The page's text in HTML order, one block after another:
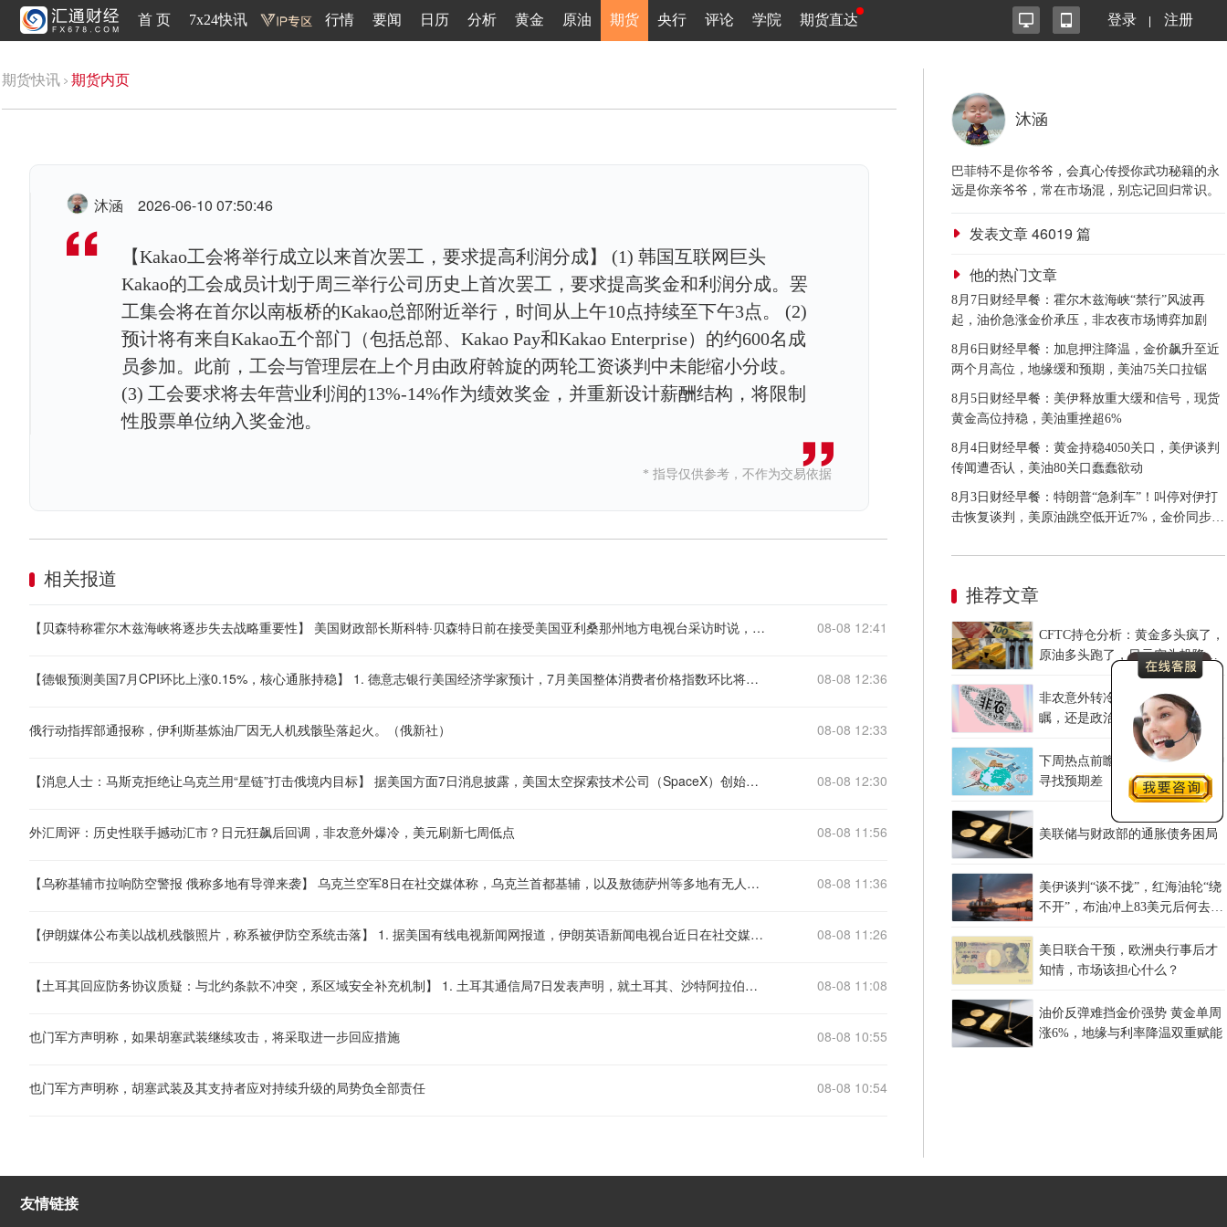
首 页 7x24快讯 行情 要闻 日历 分析 黄金 原油 期货 央行 评论 学院 期货直达 登录 注册
期货快讯 期货内页
沐涵 2026-06-10 07:50:46
【Kakao工会将举行成立以来首次罢工，要求提高利润分成】 (1) 韩国互联网巨头
Kakao的工会成员计划于周三举行公司历史上首次罢工，要求提高奖金和利润分成。罢
工集会将在首尔以南板桥的Kakao总部附近举行，时间从上午10点持续至下午3点。 (2)
预计将有来自Kakao五个部门（包括总部、Kakao Pay和Kakao Enterprise）的约600名成
员参加。此前，工会与管理层在上个月由政府斡旋的两轮工资谈判中未能缩小分歧。
(3) 工会要求将去年营业利润的13%-14%作为绩效奖金，并重新设计薪酬结构，将限制
性股票单位纳入奖金池。
* 指导仅供参考，不作为交易依据
相关报道
【贝森特称霍尔木兹海峡将逐步失去战略重要性】 美国财政部长斯科特·贝森特日前在接受美国亚利桑那州地方电视台采访时说，随着地缘政治局势变化，今后越来越多能源运输将绕过霍尔木兹海峡。他认为，霍尔木兹海峡将逐步失去战略重要性。当地媒体报道，贝森特在采访中说，鉴于伊朗试图控制霍尔木兹海峡这条咽喉要道，海峡将无法回到过去的状态。他声称，在接下来两年时间里，海峡将变成一片普通水域，逐步变得不再那么重要。贝森特说，经由霍尔木兹海峡运输的能源中，有超过50%甚至70%今后将逐步改由地下管道输送。 贝森特此前曾多次表达类似观点，即霍尔木兹海峡作为全球能源咽喉的地位被削弱。在贝森特看来，沙特阿拉伯、阿联酋等国现有输油管道的扩建与改建，以及绕过海峡的地下和陆路管网升级，会在很大程度上替代以往通过油轮穿越海峡的运输方式。 （新华社） 08-08 12:41
【德银预测美国7月CPI环比上涨0.15%，核心通胀持稳】 1. 德意志银行美国经济学家预计，7月美国整体消费者价格指数环比将上涨0.15%，扭转6月0.42%的下跌趋势；核心CPI预计环比上涨0.26%，与6月持平。 2. 生产者价格指数方面，德银预计整体PPI环比涨幅将从6月的0.13%升至0.22%。7月CPI数据将于周三公布，PPI数据则于周四出炉，市场将据此研判通胀趋势及美联储政策路径 08-08 12:36
俄行动指挥部通报称，伊利斯基炼油厂因无人机残骸坠落起火。（俄新社） 08-08 12:33
【消息人士：马斯克拒绝让乌克兰用“星链”打击俄境内目标】 据美国方面7日消息披露，美国太空探索技术公司（SpaceX）创始人马斯克明确拒绝允许乌克兰军方利用SpaceX旗下卫星互联网系统“星链”打击俄罗斯境内目标。美国方面援引乌前国防部长费多罗夫两名“身边人”消息称，费多罗夫此前一直在推动利用“星链”打击俄罗斯境内目标，曾尝试通过私下渠道与马斯克接触，但遭到后者拒绝。“截至目前，（马斯克）没有作出同意的决定。”消息称，马斯克之所以拒绝乌方用“星链”对俄进行纵深打击，是担心危机进一步升级。（央视） 08-08 12:30
外汇周评：历史性联手撼动汇市？日元狂飙后回调，非农意外爆冷，美元刷新七周低点 08-08 11:56
【乌称基辅市拉响防空警报 俄称多地有导弹来袭】 乌克兰空军8日在社交媒体称，乌克兰首都基辅，以及敖德萨州等多地有无人机来袭风险。基辅市军事管理局称，由于无人机和弹道导弹威胁，基辅市拉响防空警报。该部门还称，基辅一处燃料库起火，但未说明具体原因。据俄罗斯方面8日凌晨消息，俄罗斯萨马拉州、萨拉托夫州等多地有导弹来袭风险。今天已有十多个俄罗斯机场暂停航班起降。（央视） 08-08 11:36
【伊朗媒体公布美以战机残骸照片，称系被伊防空系统击落】 1. 据美国有线电视新闻网报道，伊朗英语新闻电视台近日在社交媒体上发布了数张照片，展示了过去几个月伊朗在战争中击落的美国和以色列战机残骸。 2. 照片中包括一架美国空军F-15E“打击鹰”战斗机的残骸、多架无人机，以及疑似MC-130J“突击队”特种作战飞机发动机的部件。伊朗媒体在配文中称，F-15战斗机系被伊朗先进防空系统击落。 3. CNN报道指出，部分残骸可能与今年4月美军战斗机在伊朗伊斯法罕省上空被击落的事件有关。关于无人机残骸，有消息称美国在中东战争中“损失了多架无人机”，但五角大楼尚未证实具体细节 08-08 11:26
【土耳其回应防务协议质疑：与北约条款不冲突，系区域安全补充机制】 1. 土耳其通信局7日发表声明，就土耳其、沙特阿拉伯和巴基斯坦三国签署的《麦加共同防务协议》作出回应，强调该协议与北约第五条集体防御条款并不冲突。 2. 该协议于当天早些时候由三国领导人在沙特麦加签署，规定对其中任何一国的武装攻击将被视为对三国全体的攻击。协议签署后，有舆论认为土耳其此举“违反《北大西洋公约》第五条并建立了一个平行联盟结构”。 3. 土耳其通信局在声明中驳斥相关说法“完全没有根据”，系“显而易见的舆论操控”。声明指出，该协议不与土耳其现有国际联盟承诺相冲突，相反，它构成了一种补充性合作机制，有助于维护区域安全 08-08 11:08
也门军方声明称，如果胡塞武装继续攻击，将采取进一步回应措施 08-08 10:55
也门军方声明称，胡塞武装及其支持者应对持续升级的局势负全部责任 08-08 10:54
沐涵
巴菲特不是你爷爷，会真心传授你武功秘籍的永
远是你亲爷爷，常在市场混，别忘记回归常识。
发表文章46019 篇
他的热门文章
8月7日财经早餐：霍尔木兹海峡“禁行”风波再
起，油价急涨金价承压，非农夜市场博弈加剧
8月6日财经早餐：加息押注降温，金价飙升至近
两个月高位，地缘缓和预期，美油75关口拉锯
8月5日财经早餐：美伊释放重大缓和信号，现货
黄金高位持稳，美油重挫超6%
8月4日财经早餐：黄金持稳4050关口，美伊谈判
传闻遭否认，美油80关口蠢蠢欲动
8月3日财经早餐：特朗普“急刹车”！叫停对伊打
击恢复谈判，美原油跳空低开近7%，金价同步承
推荐文章
CFTC持仓分析：黄金多头疯了，
原油多头跑了，日元空头投降
非农意外转冷，美联储是高瞻远
瞩，还是政治默契？
下周热点前瞻：CPI与恐怖数据中
寻找预期差
美联储与财政部的通胀债务困局
美伊谈判“谈不拢”，红海油轮“绕
不开”，布油冲上83美元后何去何
美日联合干预，欧洲央行事后才
知情，市场该担心什么？
油价反弹难挡金价强势 黄金单周
涨6%，地缘与利率降温双重赋能
友情链接